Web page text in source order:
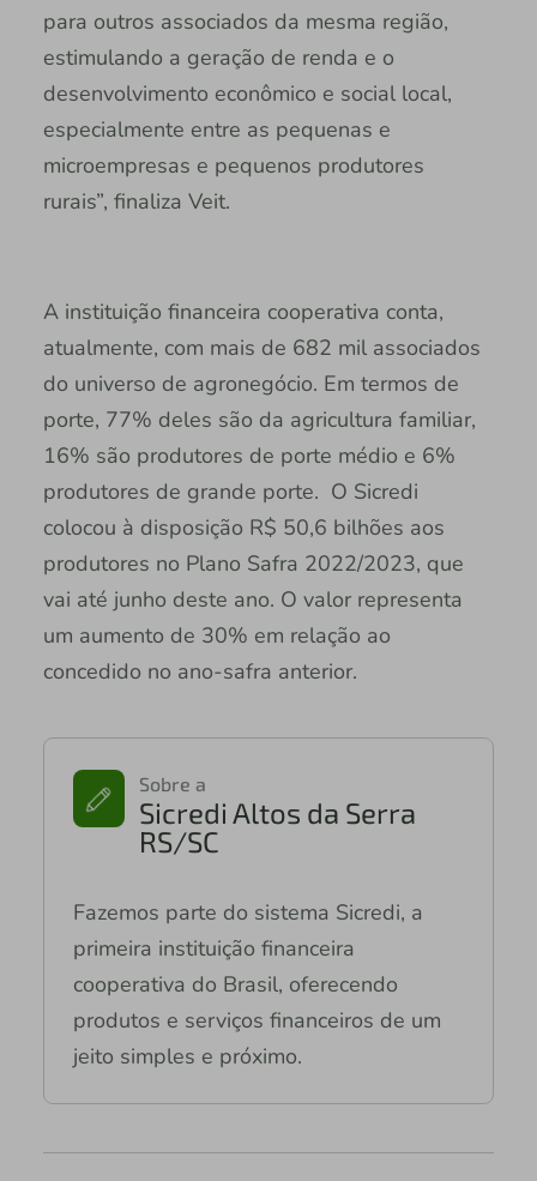
para outros associados da mesma região,
estimulando a geração de renda e o
desenvolvimento econômico e social local,
especialmente entre as pequenas e
microempresas e pequenos produtores
rurais”, finaliza Veit.
A instituição financeira cooperativa conta,
atualmente, com mais de 682 mil associados
do universo de agronegócio. Em termos de
porte, 77% deles são da agricultura familiar,
16% são produtores de porte médio e 6%
produtores de grande porte. O Sicredi
colocou à disposição R$ 50,6 bilhões aos
produtores no Plano Safra 2022/2023, que
vai até junho deste ano. O valor representa
um aumento de 30% em relação ao
concedido no ano-safra anterior.
Sobre a
Sicredi Altos da Serra
RS/SC
Fazemos parte do sistema Sicredi, a
primeira instituição financeira
cooperativa do Brasil, oferecendo
produtos e serviços financeiros de um
jeito simples e próximo.